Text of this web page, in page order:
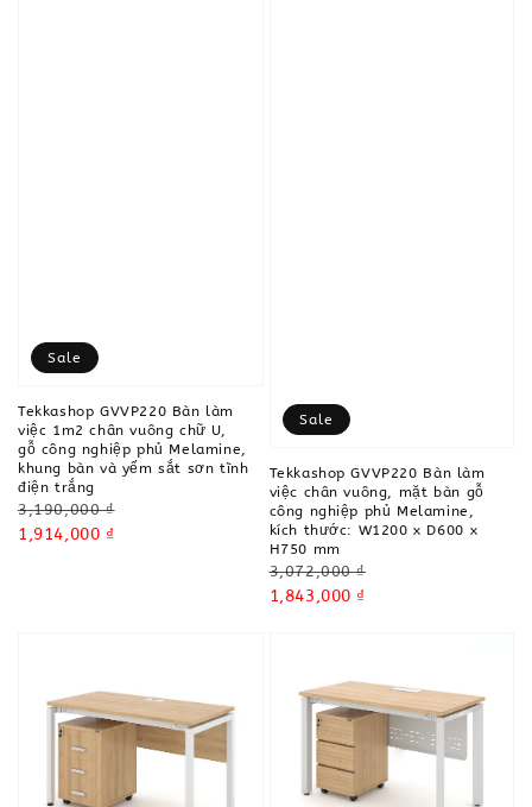
Sale
Tekkashop GVVP220 Bàn làm
việc 1m2 chân vuông chữ U,
gỗ công nghiệp phủ Melamine,
khung bàn và yếm sắt sơn tĩnh
điện trắng
Regular
price
3,190,000 ₫
Sale
1,914,000 ₫
Sale
Tekkashop GVVP220 Bàn làm
việc chân vuông, mặt bàn gỗ
công nghiệp phủ Melamine,
kích thước: W1200 x D600 x
H750 mm
Regular
price
3,072,000 ₫
Sale
1,843,000 ₫